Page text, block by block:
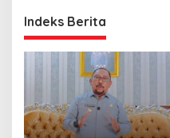
Indeks Berita